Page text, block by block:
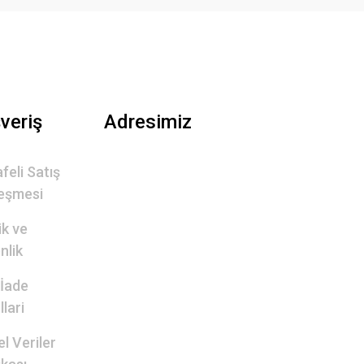
Satış
ve
Veriler
Adresimiz